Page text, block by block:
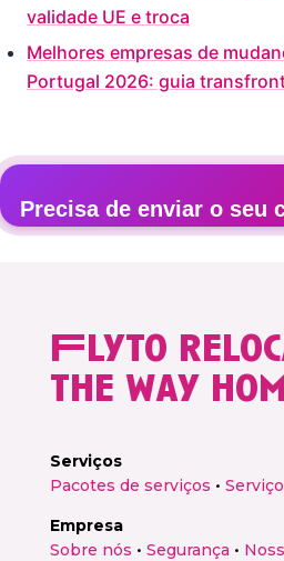
validade UE e troca
Melhores empresas de
Portugal 2026: guia
Precisa de enviar o seu
Orçamento
Flyto
the way
Serviços
Pacotes de serviços •
Empresa
Sobre nós • Segurança •